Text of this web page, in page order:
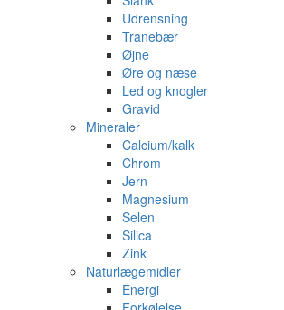
Udrensning
Tranebær
Øjne
Øre og næse
Led og knogler
Gravid
Mineraler
Calcium/kalk
Chrom
Jern
Magnesium
Selen
Silica
Zink
Naturlægemidler
Energi